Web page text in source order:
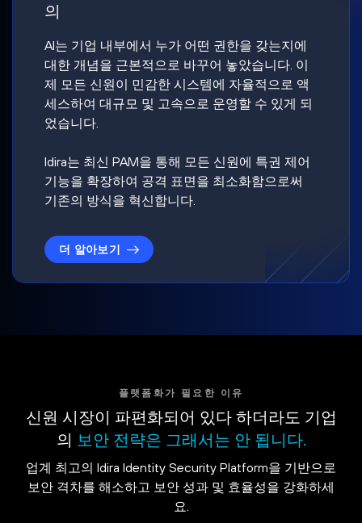
의
AI는 기업 내부에서 누가 어떤 권한을 갖는지에
대한 개념을 근본적으로 바꾸어 놓았습니다. 이
제 모든 신원이 민감한 시스템에 자율적으로 액
세스하여 대규모 및 고속으로 운영할 수 있게 되
었습니다.
Idira는 최신 PAM을 통해 모든 신원에 특권 제어
기능을 확장하여 공격 표면을 최소화함으로써
기존의 방식을 혁신합니다.
더 알아보기
플랫폼화가 필요한 이유
신원 시장이 파편화되어 있다 하더라도 기업
의 보안 전략은 그래서는 안 됩니다.
업계 최고의 Idira Identity Security Platform을 기반으로
보안 격차를 해소하고 보안 성과 및 효율성을 강화하세
요.